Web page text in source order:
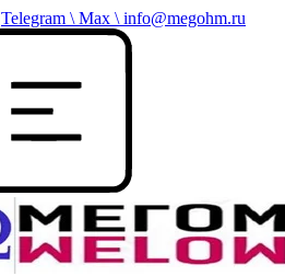
Telegram \ Max \ info@megohm.ru